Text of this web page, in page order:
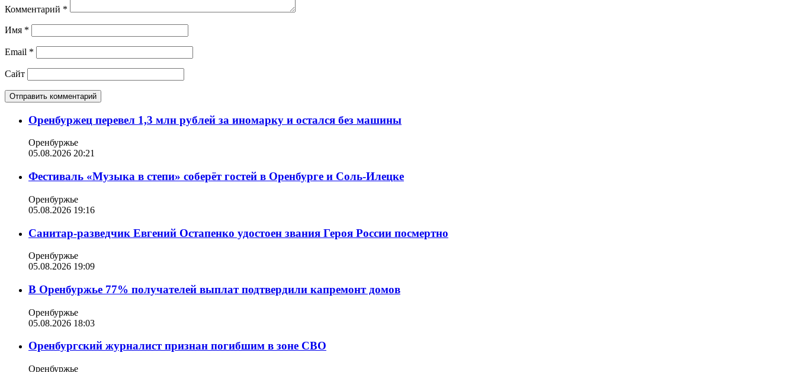
Комментарий *
Имя *
Email *
Сайт
Оренбуржец перевел 1,3 млн рублей за иномарку и остался без машины
Оренбуржье
05.08.2026 20:21
Фестиваль «Музыка в степи» соберёт гостей в Оренбурге и Соль-Илецке
Оренбуржье
05.08.2026 19:16
Санитар-разведчик Евгений Остапенко удостоен звания Героя России посмертно
Оренбуржье
05.08.2026 19:09
В Оренбуржье 77% получателей выплат подтвердили капремонт домов
Оренбуржье
05.08.2026 18:03
Оренбургский журналист признан погибшим в зоне СВО
Оренбуржье